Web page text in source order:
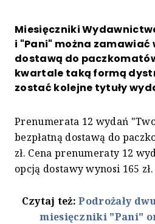
Miesięczniki
i "Pani" można zamawiać
dostawą do
kwartale taką formą
zostać kolejne tytuły
Prenumerata 12 wydań
bezpłatną dostawą do
zł. Cena prenumeraty 12
opcją dostawy wynosi 165 zł.
Czytaj też:Podrożały
miesięczniki "Pani"